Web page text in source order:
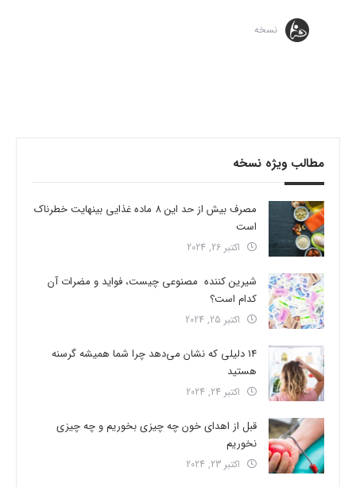
نسخه
مطالب ویژه نسخه
مصرف بیش از حد این 8 ماده غذایی بینهایت خطرناک
است
اکتبر 26, 2024
شیرین کننده مصنوعی چیست، فواید و مضرات آن
کدام است؟
اکتبر 25, 2024
14 دلیلی که نشان می‌دهد چرا شما همیشه گرسنه
هستید
اکتبر 24, 2024
قبل از اهدای خون چه چیزی بخوریم و چه چیزی
نخوریم
اکتبر 23, 2024